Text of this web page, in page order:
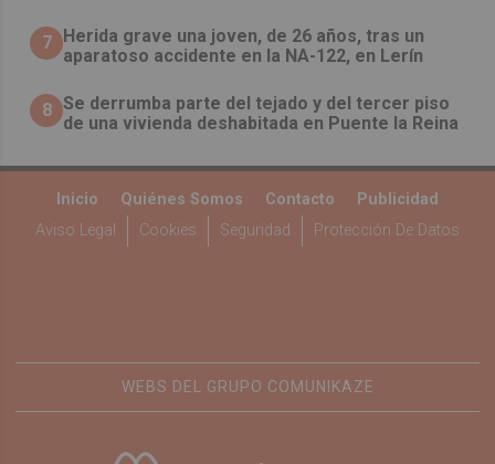
7 Herida grave una joven, de 26 años, tras un
aparatoso accidente en la NA-122, en Lerín
8 Se derrumba parte del tejado y del tercer piso
de una vivienda deshabitada en Puente la Reina
Inicio Quiénes Somos Contacto
Publicidad
Aviso Legal
Cookies Seguridad Protección De Datos
WEBS DEL GRUPO COMUNIKAZE